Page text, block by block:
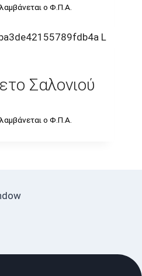
ο Φ.Π.Α.
Σαλονιού
ο Φ.Π.Α.